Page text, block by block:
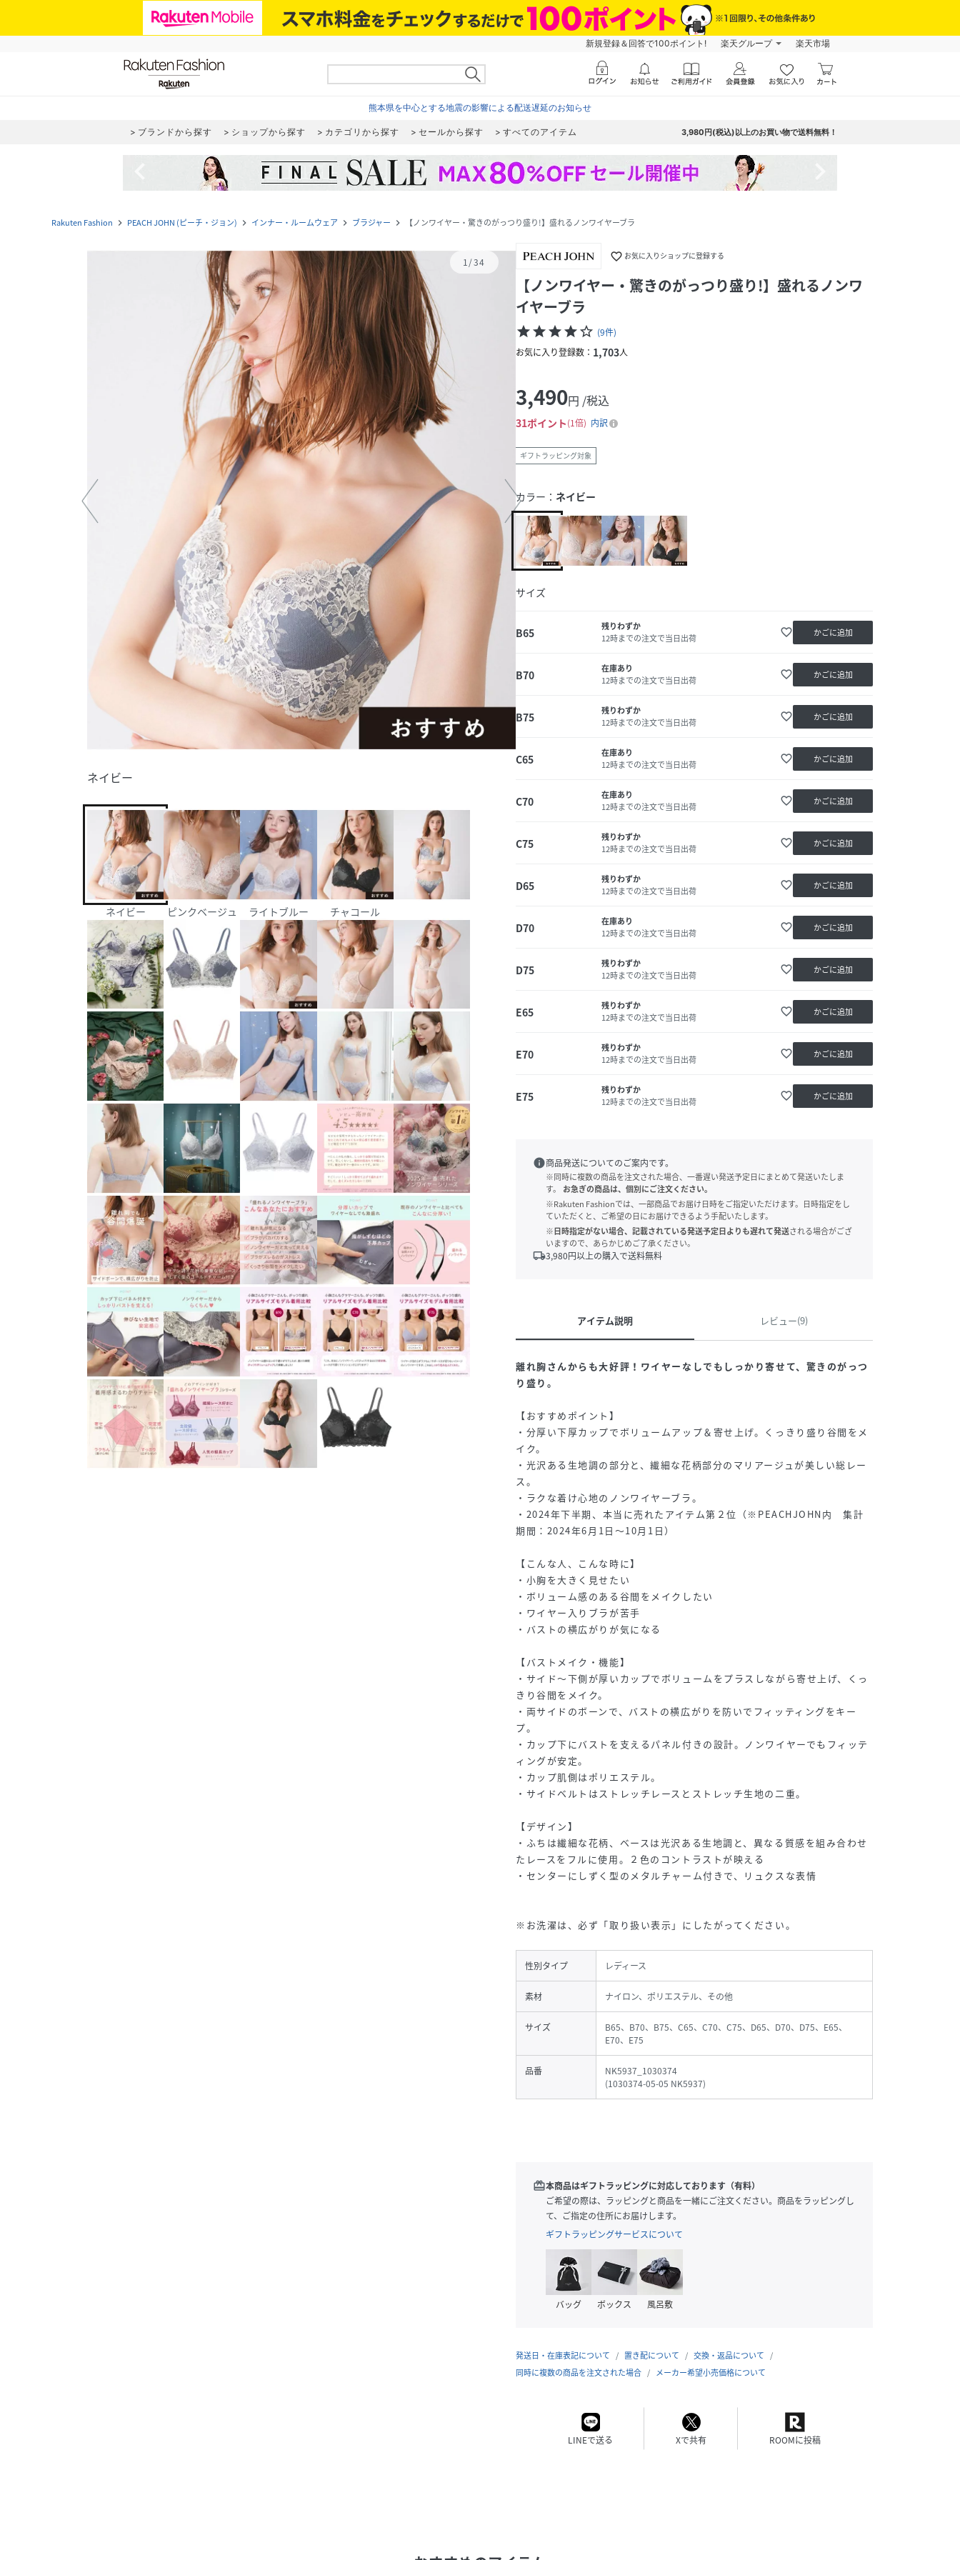
新規登録＆回答で100ポイント! 楽天グループ 楽天市場
熊本県を中心とする地震の影響による配送遅延のお知らせ
ブランドから探す ショップから探す カテゴリから探す セールから探す すべてのアイテム 3,980円(税込)以上のお買い物で送料無料！
Rakuten Fashion navigate_next PEACH JOHN (ピーチ・ジョン) navigate_next インナー・ルームウェア navigate_next ブラジャー navigate_next 【ノンワイヤー・驚きのがっつり盛り!】盛れるノンワイヤーブラ
1/34
ネイビー
ネイビー ピンクベージュ ライトブルー チャコール
favorite_border お気に入りショップに登録する
【ノンワイヤー・驚きのがっつり盛り!】盛れるノンワ
イヤーブラ
starstarstarstarstar_border (9件)
お気に入り登録数： 1,703人
3,490円 /税込
31ポイント 1倍 内訳
ギフトラッピング対象
カラー： ネイビー
サイズ
B65
残りわずか
12時までの注文で当日出荷
favorite_border かごに追加
B70
在庫あり
12時までの注文で当日出荷
favorite_border かごに追加
B75
残りわずか
12時までの注文で当日出荷
favorite_border かごに追加
C65
在庫あり
12時までの注文で当日出荷
favorite_border かごに追加
C70
在庫あり
12時までの注文で当日出荷
favorite_border かごに追加
C75
残りわずか
12時までの注文で当日出荷
favorite_border かごに追加
D65
残りわずか
12時までの注文で当日出荷
favorite_border かごに追加
D70
在庫あり
12時までの注文で当日出荷
favorite_border かごに追加
D75
残りわずか
12時までの注文で当日出荷
favorite_border かごに追加
E65
残りわずか
12時までの注文で当日出荷
favorite_border かごに追加
E70
残りわずか
12時までの注文で当日出荷
favorite_border かごに追加
E75
残りわずか
12時までの注文で当日出荷
favorite_border かごに追加
info商品発送についてのご案内です。
※同時に複数の商品を注文された場合、一番遅い発送予定日にまとめて発送いたしま
す。
お急ぎの商品は、個別にご注文ください。
※Rakuten Fashionでは、一部商品でお届け日時をご指定いただけます。日時指定をし
ていただくと、ご希望の日にお届けできるよう手配いたします。
※日時指定がない場合、記載されている発送予定日よりも遅れて発送される場合がござ
いますので、あらかじめご了承ください。
local_shipping3,980円以上の購入で送料無料
アイテム説明 レビュー(9)
離れ胸さんからも大好評！ワイヤーなしでもしっかり寄せて、驚きのがっつ
り盛り。
【おすすめポイント】
・分厚い下厚カップでボリュームアップ＆寄せ上げ。くっきり盛り谷間をメ
イク。
・光沢ある生地調の部分と、繊細な花柄部分のマリアージュが美しい総レー
ス。
・ラクな着け心地のノンワイヤーブラ。
・2024年下半期、本当に売れたアイテム第２位（※PEACHJOHN内 集計
期間：2024年6月1日～10月1日）
【こんな人、こんな時に】
・小胸を大きく見せたい
・ボリューム感のある谷間をメイクしたい
・ワイヤー入りブラが苦手
・バストの横広がりが気になる
【バストメイク・機能】
・サイド～下側が厚いカップでボリュームをプラスしながら寄せ上げ、くっ
きり谷間をメイク。
・両サイドのボーンで、バストの横広がりを防いでフィッティングをキー
プ。
・カップ下にバストを支えるパネル付きの設計。ノンワイヤーでもフィッテ
ィングが安定。
・カップ肌側はポリエステル。
・サイドベルトはストレッチレースとストレッチ生地の二重。
【デザイン】
・ふちは繊細な花柄、ベースは光沢ある生地調と、異なる質感を組み合わせ
たレースをフルに使用。２色のコントラストが映える
・センターにしずく型のメタルチャーム付きで、リュクスな表情
※お洗濯は、必ず「取り扱い表示」にしたがってください。
性別タイプ レディース
素材 ナイロン、ポリエステル、その他
サイズ
B65、B70、B75、C65、C70、C75、D65、D70、D75、E65、
E70、E75
品番
NK5937_1030374
(1030374-05-05 NK5937)
redeem本商品はギフトラッピングに対応しております（有料）
ご希望の際は、ラッピングと商品を一緒にご注文ください。商品をラッピングし
て、ご指定の住所にお届けします。
ギフトラッピングサービスについて
バッグ ボックス 風呂敷
発送日・在庫表記について 置き配について
交換・返品について
同時に複数の商品を注文された場合
メーカー希望小売価格について
LINEで送る Xで共有 ROOMに投稿